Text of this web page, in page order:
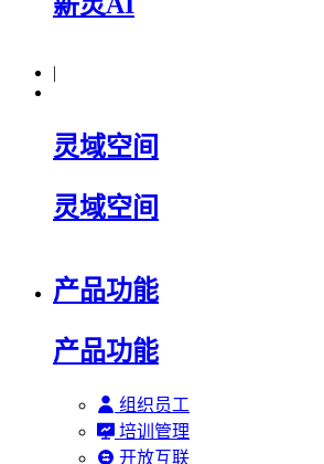
|
灵域空间
灵域空间
产品功能
产品功能
组织员工
培训管理
开放互联